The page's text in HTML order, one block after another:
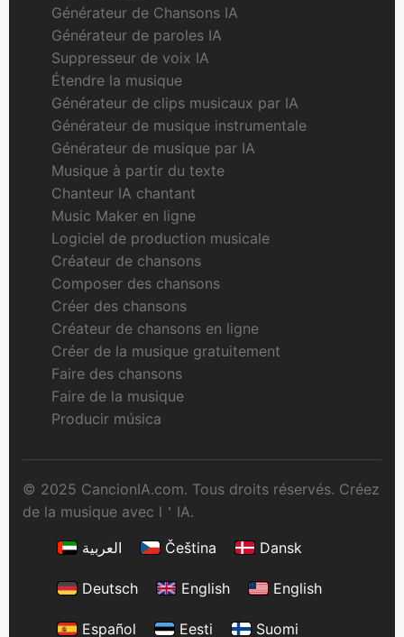
Générateur de Chansons IA
Générateur de paroles IA
Suppresseur de voix IA
Étendre la musique
Générateur de clips musicaux par IA
Générateur de musique instrumentale
Générateur de musique par IA
Musique à partir du texte
Chanteur IA chantant
Music Maker en ligne
Logiciel de production musicale
Créateur de chansons
Composer des chansons
Créer des chansons
Créateur de chansons en ligne
Créer de la musique gratuitement
Faire des chansons
Faire de la musique
Producir música
© 2025 CancionIA.com. Tous droits réservés. Créez
de la musique avec l＇IA.
العربية
Čeština Dansk
Deutsch English English
Español Eesti Suomi